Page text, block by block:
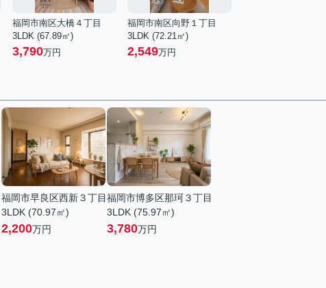
福岡市南区大橋４丁目
3LDK (67.89㎡)
3,790万円
福岡市南区向野１丁目
3LDK (72.21㎡)
2,549万円
福岡市早良区西新３丁目
3LDK (70.97㎡)
2,200万円
福岡市博多区那珂３丁目
3LDK (75.97㎡)
3,780万円